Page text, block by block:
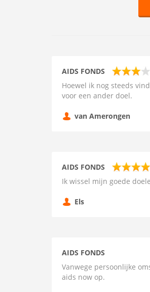
AIDS FONDS
Hoewel ik nog steeds
voor een ander doel.
van Amerongen
AIDS FONDS
Ik wissel mijn goede
Els
AIDS FONDS
Vanwege persoonlijke
aids now op.